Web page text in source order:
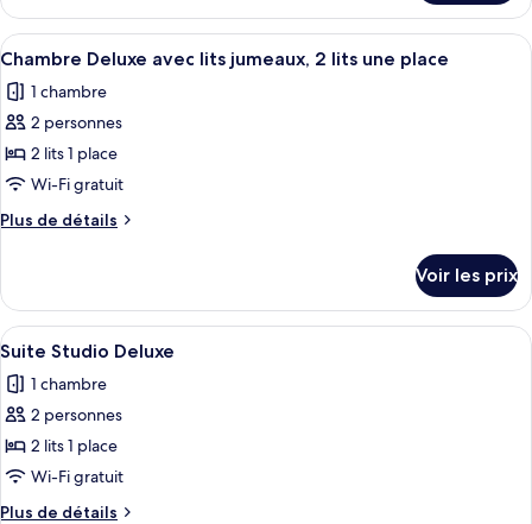
Deluxe
le
type
de
Chambre
Double
Afficher
toutes
les
photos
pour
ce
type
de
Chambre
Deluxe
avec
lits
jumeaux,
2
lits
une
place
Un espace de vie compact
5
Chambre Deluxe avec lits jumeaux, 2 lits une place
1 chambre
2 personnes
2 lits 1 place
Wi-Fi gratuit
Plus de détails
Plus
le
type
de
Chambre
Deluxe
lits
jumeaux,
lits
Voir les prix
Afficher
toutes
les
photos
pour
ce
type
Suite Studio Deluxe | Minibar, Wi-Fi
6
Suite Studio Deluxe
1 chambre
2 personnes
2 lits 1 place
Wi-Fi gratuit
Plus de détails
Plus